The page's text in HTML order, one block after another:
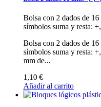
Bolsa con 2 dados de
símbolos suma y resta:
Bolsa con 2 dados de
símbolos suma y resta:
mm de...
1,10 €
Añadir al carrito